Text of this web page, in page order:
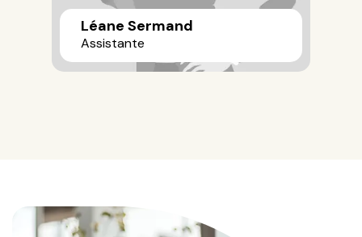
Léane Sermand
Assistante